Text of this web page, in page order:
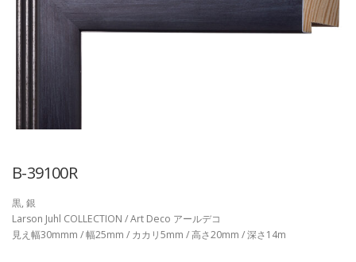
B-39100R
黒, 銀
Larson Juhl COLLECTION / Art Deco アールデコ
見え幅30mmm / 幅25mm / カカリ5mm / 高さ20mm / 深さ14m